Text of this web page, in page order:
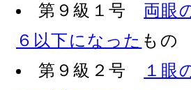
第９級１号 両眼
６以下になった もの
第９級２号
１眼